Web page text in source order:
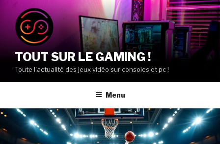
contenu
principal
TOUT SUR LE GAMING !
Toute l'actualité des jeux vidéo sur consoles et pc !
Menu